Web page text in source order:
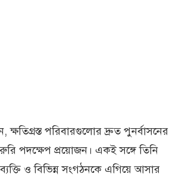
পরিবারগুলোর দ্রুত পুনর্বাসনের
পদক্ষেপ প্রয়োজন। একই সঙ্গে তিনি
ও বিভিন্ন সংগঠনকে এগিয়ে আসার